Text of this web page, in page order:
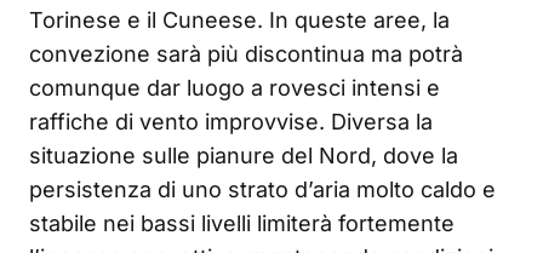
Torinese e il Cuneese. In queste aree, la
convezione sarà più discontinua ma potrà
comunque dar luogo a rovesci intensi e
raffiche di vento improvvise. Diversa la
situazione sulle pianure del Nord, dove la
persistenza di uno strato d’aria molto caldo e
stabile nei bassi livelli limiterà fortemente